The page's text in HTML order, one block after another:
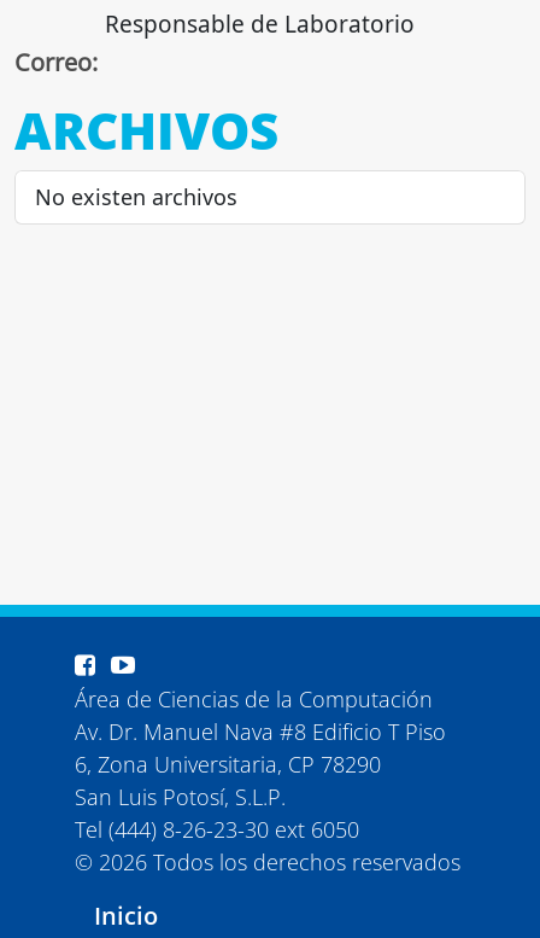
Responsable de Laboratorio
Correo:
ARCHIVOS
No existen archivos
Área de Ciencias de la Computación
Av. Dr. Manuel Nava #8 Edificio T Piso
6, Zona Universitaria, CP 78290
San Luis Potosí, S.L.P.
Tel (444) 8-26-23-30 ext 6050
© 2026 Todos los derechos reservados
Inicio